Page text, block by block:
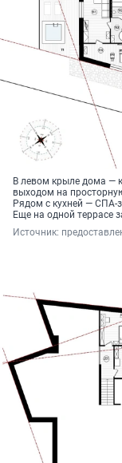
В левом крыле дома —
выходом на
Рядом с кухней — СПА-
Еще на одной террасе
Источник: